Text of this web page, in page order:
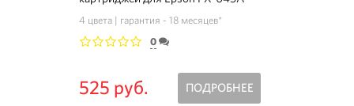
4 цвета гарантия - 18 месяцев*
0
525 руб. ПОДРОБНЕЕ